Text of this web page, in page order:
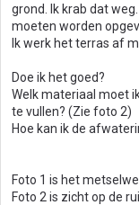
grond. Ik krab dat
moeten worden
Ik werk het terras af
Doe ik het goed?
Welk materiaal moet
te vullen? (Zie foto 2)
Hoe kan ik de
Foto 1 is het
Foto 2 is zicht op de